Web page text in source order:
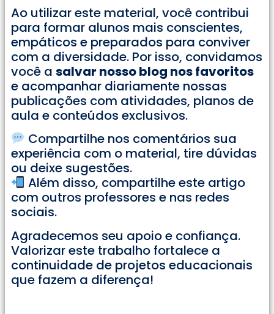
Ao utilizar este material, você contribui
para formar alunos mais conscientes,
empáticos e preparados para conviver
com a diversidade. Por isso, convidamos
você a salvar nosso blog nos favoritos
e acompanhar diariamente nossas
publicações com atividades, planos de
aula e conteúdos exclusivos.
Compartilhe nos comentários sua
experiência com o material, tire dúvidas
ou deixe sugestões.
Além disso, compartilhe este artigo
com outros professores e nas redes
sociais.
Agradecemos seu apoio e confiança.
Valorizar este trabalho fortalece a
continuidade de projetos educacionais
que fazem a diferença!